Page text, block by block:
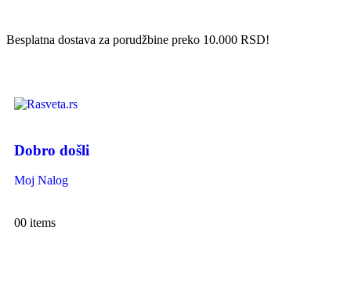
Besplatna dostava za porudžbine preko 10.000 RSD!
Dobro došli
Moj Nalog
00 items